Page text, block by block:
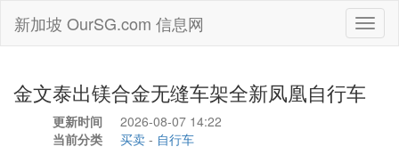
新加坡 OurSG.com 信息网
金文泰出镁合金无缝车架全新凤凰自行车
更新时间
2026-08-07 14:22
当前分类
买卖 - 自行车